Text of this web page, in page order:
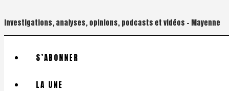
Investigations, analyses, opinions, podcasts et vidéos – Mayenne
S’ABONNER
LA UNE